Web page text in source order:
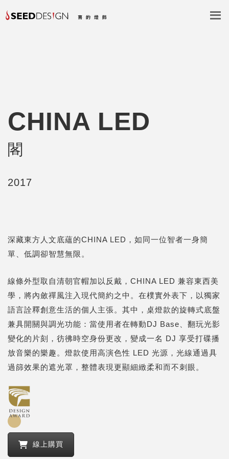
CHINA LED
閣
2017
深藏東方人文底蘊的CHINA LED，如同一位智者一身簡
單、低調卻智慧無限。
線條外型取自清朝官帽加以反戴，CHINA LED 兼容東西美
學，將內斂禪風注入現代簡約之中。在樸實外表下，以獨家
語言詮釋創意生活的個人主張。其中，桌燈款的旋轉式底盤
兼具開關與調光功能：當使用者在轉動DJ Base、翻玩光影
變化的片刻，彷彿時空身份更改，變成一名 DJ 享受打碟播
放音樂的樂趣。燈款使用高演色性 LED 光源，光線通過具
過篩效果的遮光罩，整體表現更顯細緻柔和而不刺眼。
線上購買